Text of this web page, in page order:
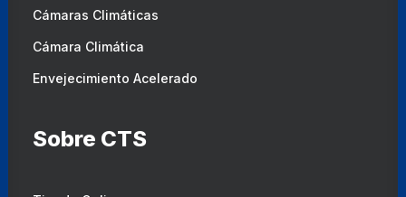
Cámaras Climáticas
Cámara Climática
Envejecimiento Acelerado
Sobre CTS